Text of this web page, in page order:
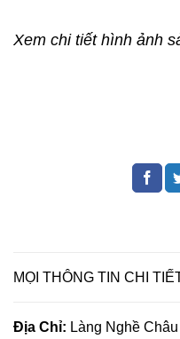
Xem chi tiết hình ảnh
MỌI THÔNG TIN CHI
Địa Chỉ: Làng Nghề